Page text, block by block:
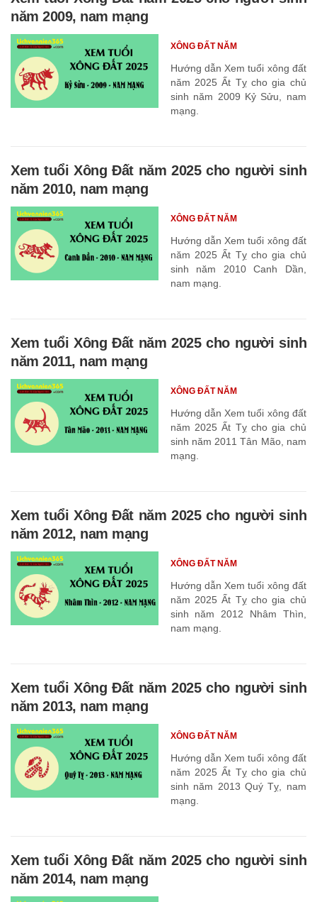
năm 2009, nam mạng
Hướng dẫn Xem tuổi xông đất
năm 2025 Ất Tỵ cho gia chủ
sinh năm 2009 Kỷ Sửu, nam
mạng.
XÔNG ĐẤT NĂM
Xem tuổi Xông Đất năm 2025 cho người sinh
năm 2010, nam mạng
Hướng dẫn Xem tuổi xông đất
năm 2025 Ất Tỵ cho gia chủ
sinh năm 2010 Canh Dần,
nam mạng.
XÔNG ĐẤT NĂM
Xem tuổi Xông Đất năm 2025 cho người sinh
năm 2011, nam mạng
Hướng dẫn Xem tuổi xông đất
năm 2025 Ất Tỵ cho gia chủ
sinh năm 2011 Tân Mão, nam
mạng.
XÔNG ĐẤT NĂM
Xem tuổi Xông Đất năm 2025 cho người sinh
năm 2012, nam mạng
Hướng dẫn Xem tuổi xông đất
năm 2025 Ất Tỵ cho gia chủ
sinh năm 2012 Nhâm Thìn,
nam mạng.
XÔNG ĐẤT NĂM
Xem tuổi Xông Đất năm 2025 cho người sinh
năm 2013, nam mạng
Hướng dẫn Xem tuổi xông đất
năm 2025 Ất Tỵ cho gia chủ
sinh năm 2013 Quý Tỵ, nam
mạng.
XÔNG ĐẤT NĂM
Xem tuổi Xông Đất năm 2025 cho người sinh
năm 2014, nam mạng